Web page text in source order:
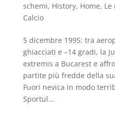
schemi, History, Home, Le
Calcio
5 dicembre 1995: tra
ghiacciati e –14 gradi, la
extremis a Bucarest e
partite più fredde della
Fuori nevica in modo
Sportul...